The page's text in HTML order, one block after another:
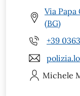
Via
(BG)
+39
Michele